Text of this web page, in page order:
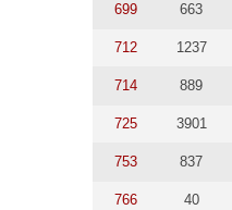
699 663
712 1237
714 889
725 3901
753 837
766 40